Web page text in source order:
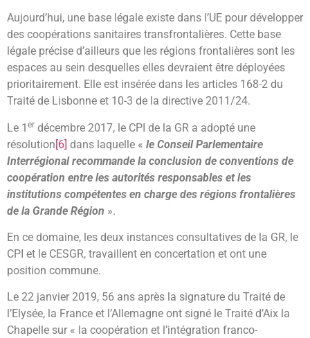
Aujourd’hui, une base légale existe dans l’UE pour développer
des coopérations sanitaires transfrontalières. Cette base
légale précise d’ailleurs que les régions frontalières sont les
espaces au sein desquelles elles devraient être déployées
prioritairement. Elle est insérée dans les articles 168-2 du
Traité de Lisbonne et 10-3 de la directive 2011/24.
Le 1 er décembre 2017, le CPI de la GR a adopté une
résolution[6] dans laquelle « le Conseil Parlementaire
Interrégional recommande la conclusion de conventions de
coopération entre les autorités responsables et les
institutions compétentes en charge des régions frontalières
de la Grande Région ».
En ce domaine, les deux instances consultatives de la GR, le
CPI et le CESGR, travaillent en concertation et ont une
position commune.
Le 22 janvier 2019, 56 ans après la signature du Traité de
l’Elysée, la France et l’Allemagne ont signé le Traité d’Aix la
Chapelle sur « la coopération et l’intégration franco-